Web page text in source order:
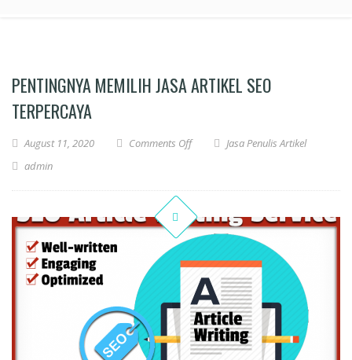
PENTINGNYA MEMILIH JASA ARTIKEL SEO
TERPERCAYA
August 11, 2020 Comments Offon Pentingnya Memilih Jasa Artikel
Jasa Penulis Artikel
admin